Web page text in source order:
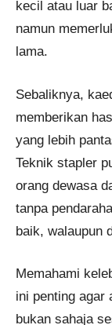
kecil atau luar
namun
lama.
Sebaliknya,
memberikan
yang lebih
Teknik stapler
orang dewasa
tanpa
baik, walaupun
Memahami
ini penting agar
bukan sahaja